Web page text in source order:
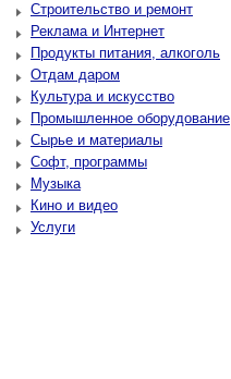
Строительство и ремонт
Реклама и Интернет
Продукты питания, алкоголь
Отдам даром
Культура и искусство
Промышленное оборудование
Сырье и материалы
Софт, программы
Музыка
Кино и видео
Услуги